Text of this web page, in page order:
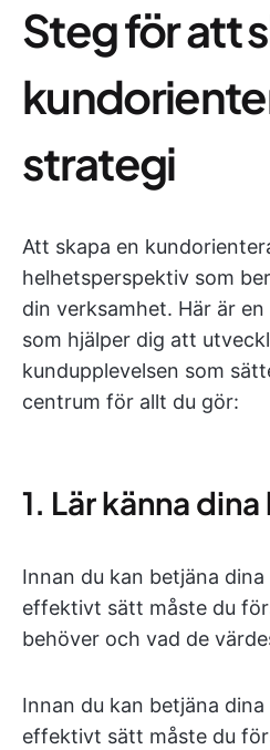
Steg för att
strategi
Att skapa en
helhetsperspektiv som
din verksamhet. Här är
som hjälper dig att
kundupplevelsen som
centrum för allt du gör:
1. Lär känna
Innan du kan betjäna
effektivt sätt måste du
behöver och vad de
Innan du kan betjäna
effektivt sätt måste du